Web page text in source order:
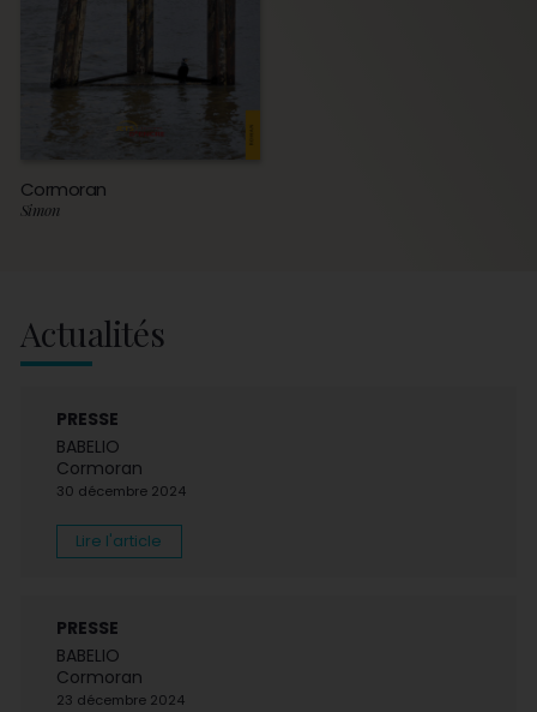
Cormoran
Simon
Actualités
PRESSE
BABELIO
Cormoran
30 décembre 2024
Lire l'article
PRESSE
BABELIO
Cormoran
23 décembre 2024